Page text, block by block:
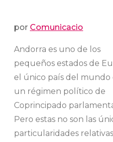
por Comunicacio
Andorra es uno de los
pequeños estados de
el único país del mundo
un régimen político de
Coprincipado
Pero estas no son las
particularidades relativas